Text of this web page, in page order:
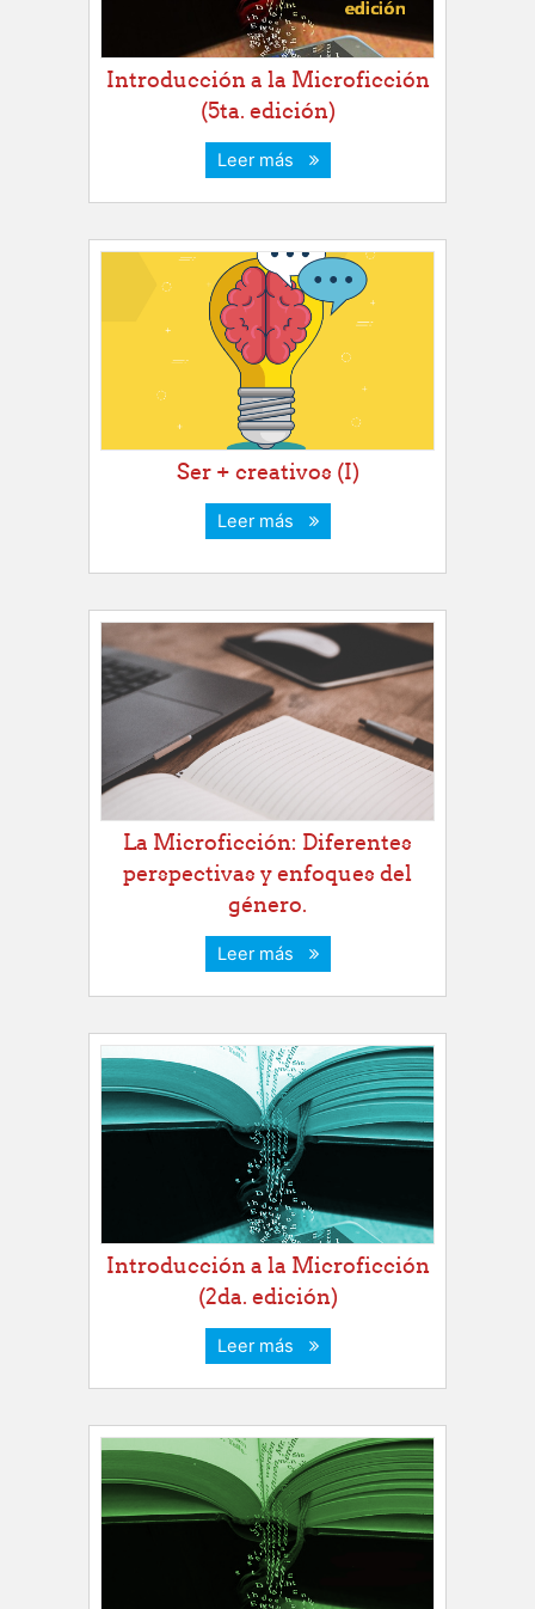
Introducción a la Microficción
(5ta. edición)
Leer más
Ser + creativos (I)
Leer más
La Microficción: Diferentes
perspectivas y enfoques del
género.
Leer más
Introducción a la Microficción
(2da. edición)
Leer más